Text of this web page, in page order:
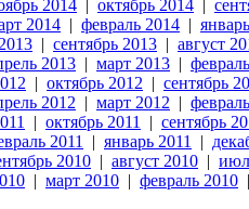
2014 октябрь 2014
2014 | февраль 2014 |
| сентябрь 2013 | август
2013 | март 2013 |
| октябрь 2012 | сентябрь
2012 | март 2012 |
| октябрь 2011 | сентябрь
2011 | январь 2011 |
2010 | август 2010 |
| март 2010 | февраль 2010